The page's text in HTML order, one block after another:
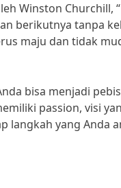
Winston Churchill,
berikutnya tanpa
maju dan tidak
bisa menjadi
passion, visi
langkah yang Anda